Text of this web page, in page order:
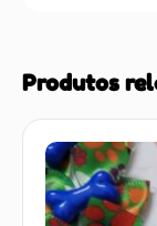
Produtos